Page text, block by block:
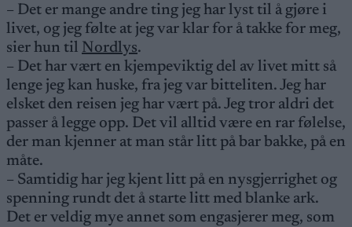
– Det er mange andre ting jeg har lyst til å gjøre i
livet, og jeg følte at jeg var klar for å takke for meg,
sier hun til Nordlys.
– Det har vært en kjempeviktig del av livet mitt så
lenge jeg kan huske, fra jeg var bitteliten. Jeg har
elsket den reisen jeg har vært på. Jeg tror aldri det
passer å legge opp. Det vil alltid være en rar følelse,
der man kjenner at man står litt på bar bakke, på en
måte.
– Samtidig har jeg kjent litt på en nysgjerrighet og
spenning rundt det å starte litt med blanke ark.
Det er veldig mye annet som engasjerer meg, som